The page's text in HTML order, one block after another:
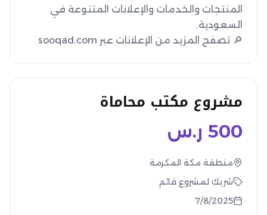
المنتجات والخدمات والإعلانات المتنوعة في
🔎 تصفح المزيد من الإعلانات عبر sooqad.com
مشروع مكتب محاماة
500 ر.س
منطقة مكة المكرمة
شريك لمشروع قائم
7/8/2025